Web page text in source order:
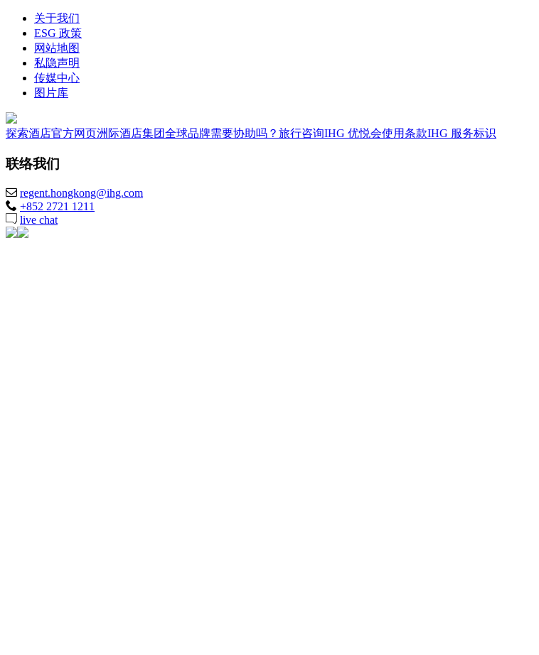
关于我们
ESG 政策
网站地图
私隐声明
传媒中心
图片库
探索酒店官方网页洲际酒店集团全球品牌需要协助吗？ 旅行咨询IHG 优悦会使用条款IHG 服务标识
联络我们
regent.hongkong@ihg.com
+852 2721 1211
live chat